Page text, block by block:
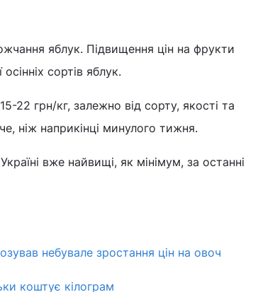
яблук. Підвищення цін на фрукти
сортів яблук.
22 грн/кг, залежно від сорту, якості та
ніж наприкінці минулого тижня.
вже найвищі, як мінімум, за останні
небувале зростання цін на овоч
коштує кілограм